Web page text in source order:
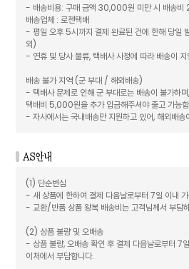
- 배송비용: 구매 금액 30,000원 미만 시 배송비
배송업체 : 로젠택배
- 평일 오후 5시까지 결제 완료된 건에 한해 당일
외)
- 연휴 및 당사 물류, 택배사 사정에 따라 배송이 지
배송 불가 지역 (군 부대 / 해외배송)
- 택배사 문제로 인해 군 부대로는 배송이 불가하
택배비 5,000원을 추가 입금해주셔야 출고 가능
- 자사에서는 국내배송만 지원하고 있어, 해외배송
(1) 단순변심
- 새 상품에 한하여 결제 다음날로부터 7일 이내
- 교환/반품 상품 왕복 배송비는 고객님께서 부담
(2) 상품 불량 및 오배송
- 상품 불량, 오배송 확인 후 결제 다음날로부터 7
이처에서 부담합니다.